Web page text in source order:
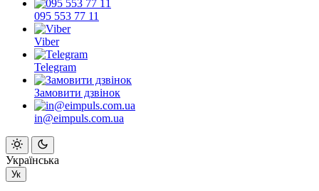
095 553 77 11
Viber
Telegram
Замовити дзвінок
in@eimpuls.com.ua
Українська
Ук